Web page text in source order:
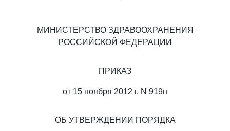
МИНИСТЕРСТВО ЗДРАВООХРАНЕНИЯ
РОССИЙСКОЙ ФЕДЕРАЦИИ
ПРИКАЗ
от 15 ноября 2012 г. N 919н
ОБ УТВЕРЖДЕНИИ ПОРЯДКА